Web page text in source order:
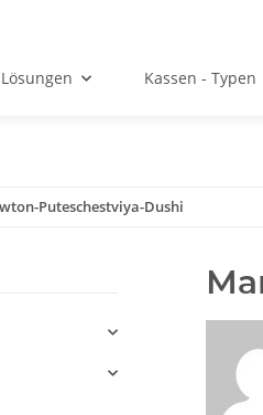
Kassen - Typen
Puteschestviya-Dushi